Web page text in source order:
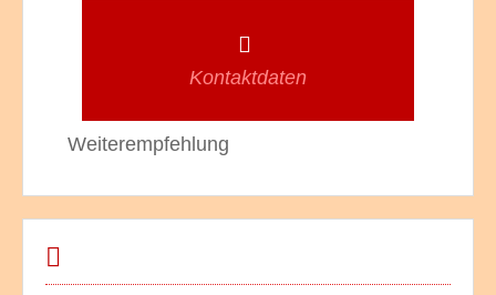
Kontaktdaten
Weiterempfehlung